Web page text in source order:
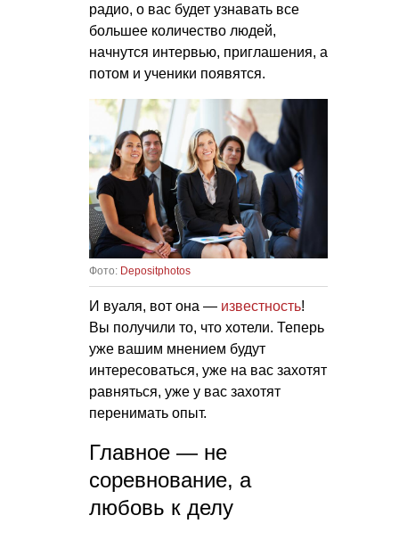
радио, о вас будет узнавать все
большее количество людей,
начнутся интервью, приглашения, а
потом и ученики появятся.
Фото: Depositphotos
И вуаля, вот она — известность!
Вы получили то, что хотели. Теперь
уже вашим мнением будут
интересоваться, уже на вас захотят
равняться, уже у вас захотят
перенимать опыт.
Главное — не
соревнование, а
любовь к делу